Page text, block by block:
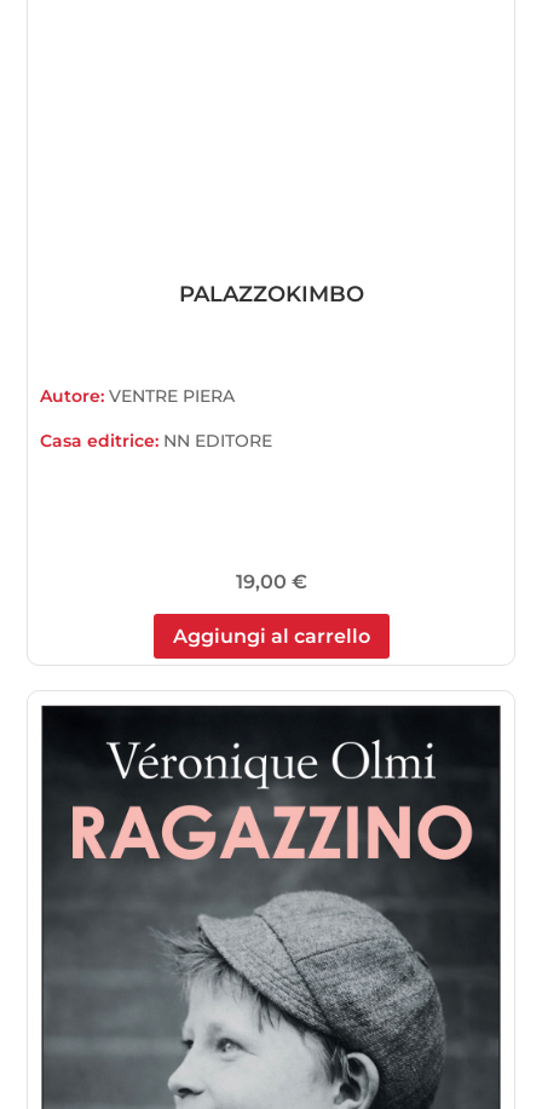
PALAZZOKIMBO
Autore:VENTRE PIERA
Casa editrice: NN EDITORE
19,00 €
Aggiungi al carrello